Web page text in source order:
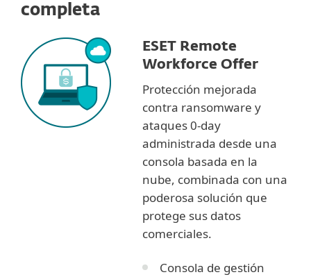
completa
ESET Remote
Workforce Offer
Protección mejorada
contra ransomware y
ataques 0-day
administrada desde una
consola basada en la
nube, combinada con una
poderosa solución que
protege sus datos
comerciales.
Consola de gestión